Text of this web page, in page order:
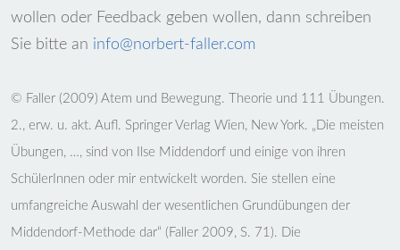
wollen oder Feedback geben wollen, dann schreiben
Sie bitte an info@norbert-faller.com
© Faller (2009) Atem und Bewegung. Theorie und 111 Übungen.
2., erw. u. akt. Aufl. Springer Verlag Wien, New York. „Die meisten
Übungen, …, sind von Ilse Middendorf und einige von ihren
SchülerInnen oder mir entwickelt worden. Sie stellen eine
umfangreiche Auswahl der wesentlichen Grundübungen der
Middendorf-Methode dar“ (Faller 2009, S. 71). Die